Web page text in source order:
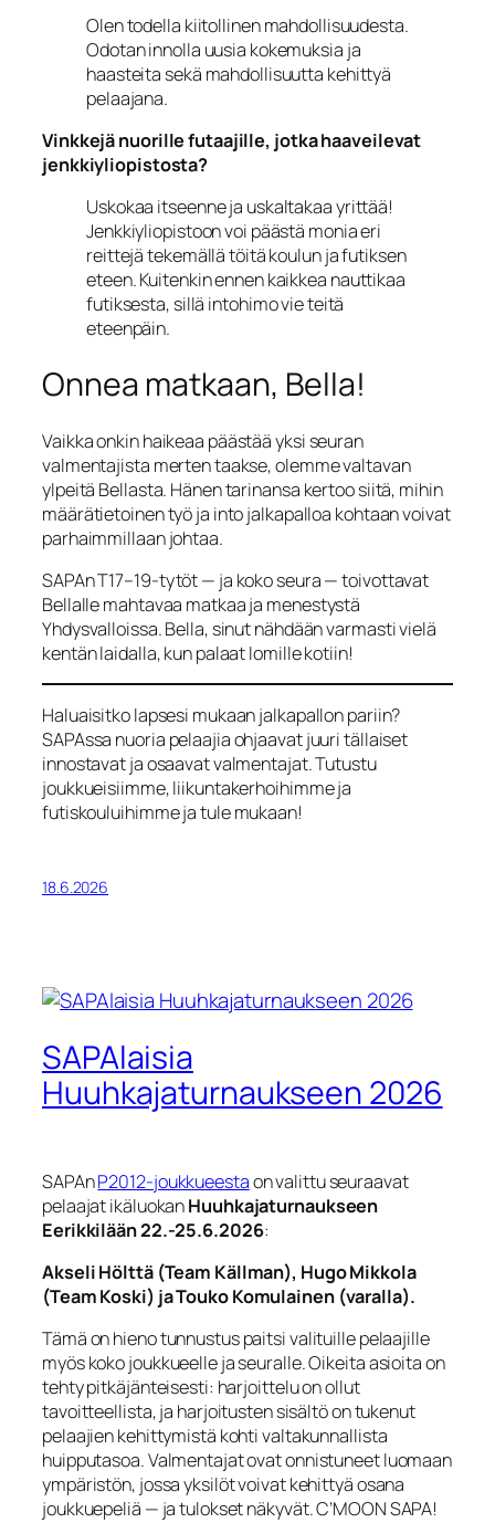
Olen todella kiitollinen mahdollisuudesta.
Odotan innolla uusia kokemuksia ja
haasteita sekä mahdollisuutta kehittyä
pelaajana.
Vinkkejä nuorille futaajille, jotka haaveilevat
jenkkiyliopistosta?
Uskokaa itseenne ja uskaltakaa yrittää!
Jenkkiyliopistoon voi päästä monia eri
reittejä tekemällä töitä koulun ja futiksen
eteen. Kuitenkin ennen kaikkea nauttikaa
futiksesta, sillä intohimo vie teitä
eteenpäin.
Onnea matkaan, Bella!
Vaikka onkin haikeaa päästää yksi seuran
valmentajista merten taakse, olemme valtavan
ylpeitä Bellasta. Hänen tarinansa kertoo siitä, mihin
määrätietoinen työ ja into jalkapalloa kohtaan voivat
parhaimmillaan johtaa.
SAPAn T17–19-tytöt — ja koko seura — toivottavat
Bellalle mahtavaa matkaa ja menestystä
Yhdysvalloissa. Bella, sinut nähdään varmasti vielä
kentän laidalla, kun palaat lomille kotiin!
Haluaisitko lapsesi mukaan jalkapallon pariin?
SAPAssa nuoria pelaajia ohjaavat juuri tällaiset
innostavat ja osaavat valmentajat. Tutustu
joukkueisiimme, liikuntakerhoihimme ja
futiskouluihimmeja tule mukaan!
18.6.2026
SAPAlaisia
Huuhkajaturnaukseen 2026
SAPAnP2012-joukkueestaon valittu seuraavat
pelaajat ikäluokanHuuhkajaturnaukseen
Eerikkilään 22.-25.6.2026:
Akseli Hölttä (Team Källman), Hugo Mikkola
(Team Koski) ja Touko Komulainen (varalla).
Tämä on hieno tunnustus paitsi valituille pelaajille
myös koko joukkueelle ja seuralle. Oikeita asioita on
tehty pitkäjänteisesti: harjoittelu on ollut
tavoitteellista, ja harjoitusten sisältö on tukenut
pelaajien kehittymistä kohti valtakunnallista
huipputasoa. Valmentajat ovat onnistuneet luomaan
ympäristön, jossa yksilöt voivat kehittyä osana
joukkuepeliä — ja tulokset näkyvät. C’MOON SAPA!